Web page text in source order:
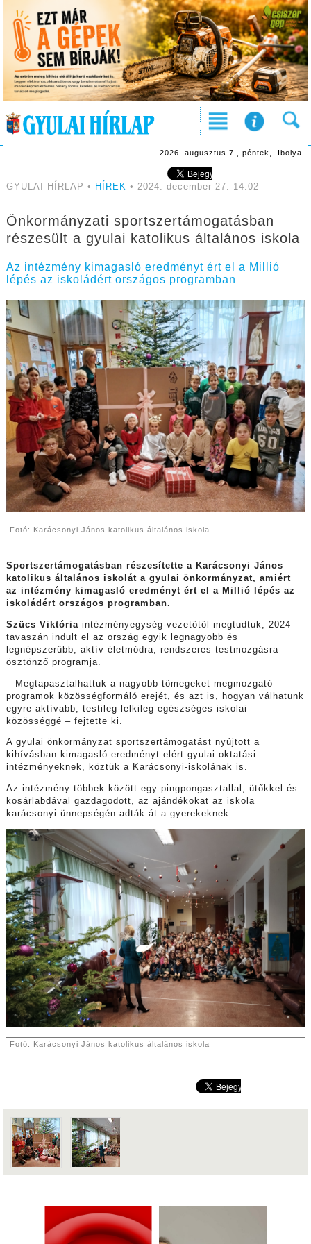
2026. augusztus 7., péntek, Ibolya
GYULAI HÍRLAP • HÍREK • 2024. december 27. 14:02
Önkormányzati sportszertámogatásban
részesült a gyulai katolikus általános iskola
Az intézmény kimagasló eredményt ért el a Millió
lépés az iskoládért országos programban
Fotó: Karácsonyi János katolikus általános iskola
Sportszertámogatásban részesítette a Karácsonyi János
katolikus általános iskolát a gyulai önkormányzat, amiért
az intézmény kimagasló eredményt ért el a Millió lépés az
iskoládért országos programban.
Szücs Viktóriaintézményegység-vezetőtől megtudtuk, 2024
tavaszán indult el az ország egyik legnagyobb és
legnépszerűbb, aktív életmódra, rendszeres testmozgásra
ösztönző programja.
– Megtapasztalhattuk a nagyobb tömegeket megmozgató
programok közösségformáló erejét, és azt is, hogyan válhatunk
egyre aktívabb, testileg-lelkileg egészséges iskolai
közösséggé – fejtette ki.
A gyulai önkormányzat sportszertámogatást nyújtott a
kihívásban kimagasló eredményt elért gyulai oktatási
intézményeknek, köztük a Karácsonyi-iskolának is.
Az intézmény többek között egy pingpongasztallal, ütőkkel és
kosárlabdával gazdagodott, az ajándékokat az iskola
karácsonyi ünnepségén adták át a gyerekeknek.
Fotó: Karácsonyi János katolikus általános iskola